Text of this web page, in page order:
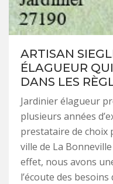
ARTISAN
ÉLAGUEUR
DANS LES
Jardinier élagueur
plusieurs années
prestataire de choix
ville de La
effet, nous avons
l’écoute des